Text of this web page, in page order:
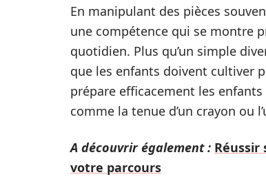
En manipulant des pièces
une compétence qui se montre
quotidien. Plus qu’un simple
que les enfants doivent cultiver
prépare efficacement les
comme la tenue d’un crayon ou
A découvrir également : Réussir
votre parcours